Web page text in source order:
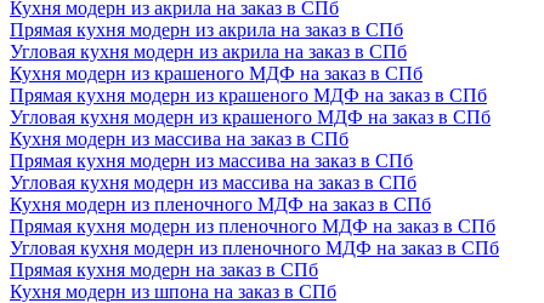
Кухня модерн из акрила на заказ в СПб
Прямая кухня модерн из акрила на заказ в СПб
Угловая кухня модерн из акрила на заказ в СПб
Кухня модерн из крашеного МДФ на заказ в СПб
Прямая кухня модерн из крашеного МДФ на заказ в СПб
Угловая кухня модерн из крашеного МДФ на заказ в СПб
Кухня модерн из массива на заказ в СПб
Прямая кухня модерн из массива на заказ в СПб
Угловая кухня модерн из массива на заказ в СПб
Кухня модерн из пленочного МДФ на заказ в СПб
Прямая кухня модерн из пленочного МДФ на заказ в СПб
Угловая кухня модерн из пленочного МДФ на заказ в СПб
Прямая кухня модерн на заказ в СПб
Кухня модерн из шпона на заказ в СПб